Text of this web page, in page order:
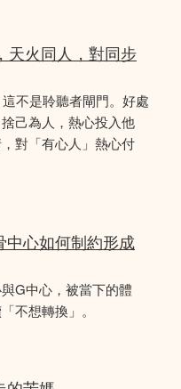
天火同人，對同步
不是聆聽者閘門。好處
己為人，熱心投入他
對「有心人」熱心付
中心如何制約形成
G中心，被當下的體
不想轉換」。